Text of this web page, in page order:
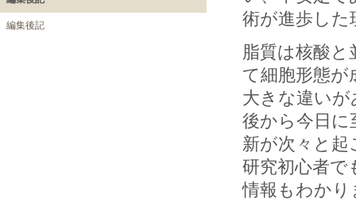
編集後記
術が進歩した
脂質は核酸
て細胞形態
大きな違い
後から今日に
新が次々と
研究初心者で
情報もわかり